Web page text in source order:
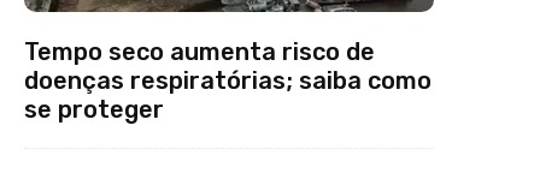
Tempo seco aumenta risco de
doenças respiratórias; saiba como
se proteger